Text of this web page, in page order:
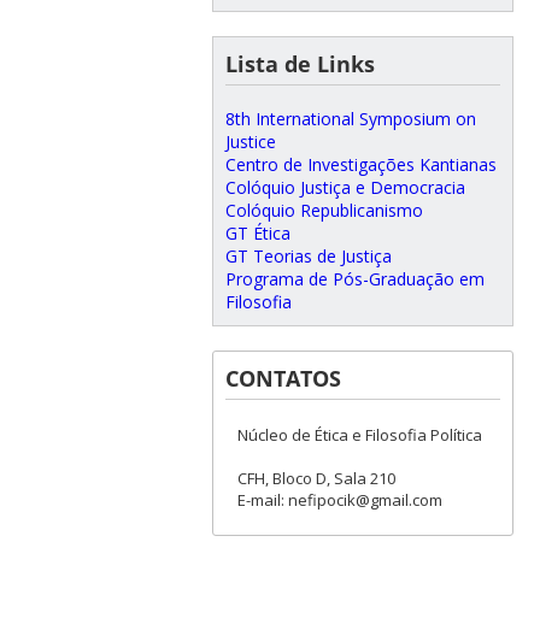
Lista de Links
8th International Symposium on
Justice
Centro de Investigações Kantianas
Colóquio Justiça e Democracia
Colóquio Republicanismo
GT Ética
GT Teorias de Justiça
Programa de Pós-Graduação em
Filosofia
CONTATOS
Núcleo de Ética e Filosofia Política
CFH, Bloco D, Sala 210
E-mail: nefipocik@gmail.com